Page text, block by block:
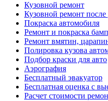
Кузовной ремонт
Кузовной ремонт
Покраска автомобиля
Ремонт и покраска
Ремонт вмятин,
Полировка кузова
Подбор краски для авто
Аэрография
Бесплатный эвакуатор
Бесплатная оценка с
Расчет стоимости